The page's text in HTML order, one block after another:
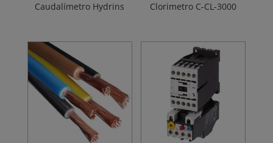
Caudalímetro Hydrins Clorimetro C-CL-3000